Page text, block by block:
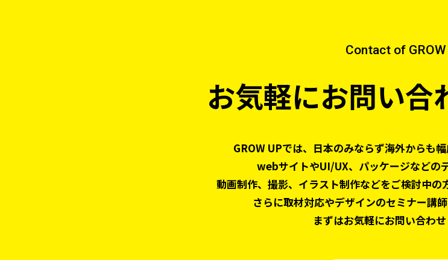
お気軽にお問い合
Contact of GROW
GROW UPでは、日本のみならず海外からも幅
webサイトやUI/UX、パッケージなどの
動画制作、撮影、 イラスト制作などをご検討中の
さらに取材対応やデザインのセミナー講
まずはお気軽にお問い合わせ